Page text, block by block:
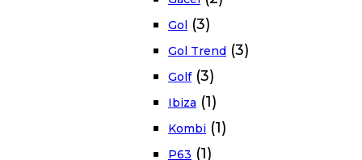
Gol (3)
Gol Trend (3)
Golf (3)
Ibiza (1)
Kombi (1)
P63 (1)